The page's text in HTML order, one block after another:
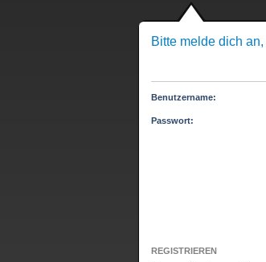
Bitte melde dich
Benutzername:
Passwort:
REGISTRIEREN